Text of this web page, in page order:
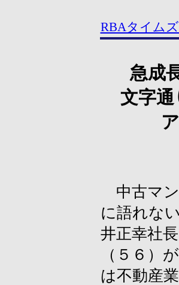
RBAタイム
急成
文字
中古マン
に語れな
井正幸社
（５６）
は不動産